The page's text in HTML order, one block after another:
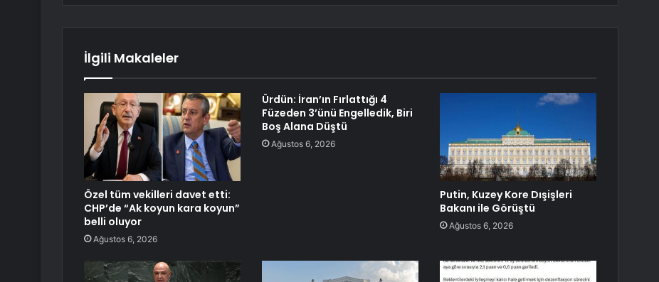
İlgili Makaleler
Özel tüm vekilleri davet etti:
CHP’de “Ak koyun kara koyun”
belli oluyor
Ağustos 6, 2026
Ürdün: İran’ın Fırlattığı 4
Füzeden 3’ünü Engelledik, Biri
Boş Alana Düştü
Ağustos 6, 2026
Putin, Kuzey Kore Dışişleri
Bakanı ile Görüştü
Ağustos 6, 2026